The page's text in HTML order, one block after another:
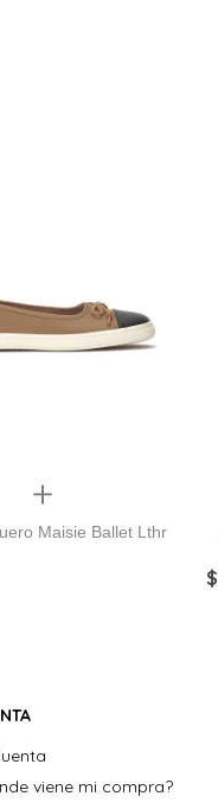
Quickview
Maisie Ballet Lthr
$
viene mi compra?